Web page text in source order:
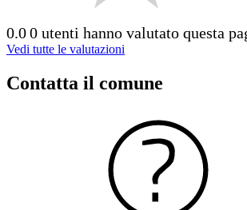
0.00 utenti hanno valutato questa
Vedi tutte le valutazioni
Contatta il comune